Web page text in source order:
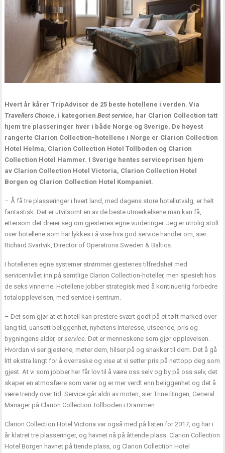
Hvert år kårer TripAdvisor de 25 beste hotellene i verden. Via
Travellers Choice, i kategorienBest service, har Clarion Collection tatt
hjem tre plasseringer hver i både Norge og Sverige. De høyest
rangerte Clarion Collection-hotellene i Norge er Clarion Collection
Hotel Helma, Clarion Collection Hotel Tollboden og Clarion
Collection Hotel Hammer. I Sverige hentes serviceprisen hjem
av Clarion Collection Hotel Victoria, Clarion Collection Hotel
Borgen og Clarion Collection Hotel Kompaniet.
– Å få tre plasseringer i hvert land, med dagens store hotellutvalg, er helt
fantastisk. Det er utvilsomt en av de beste utmerkelsene man kan få,
ettersom det dreier seg om gjestenes egne vurderinger. Jeg er utrolig stolt
over hotellene som har lykkes i å vise hva god service handler om, sier
Richard Svartvik, Director of Operations Sweden & Baltics.
I hotellenes egne systemer strømmer gjestenes tilfredshet med
servicenivået inn på samtlige Clarion Collection-hoteller, men spesielt hos
de seks vinnerne. Hotellene jobber strategisk med å kontinuerlig forbedre
totalopplevelsen, med service i sentrum.
– Det som gjør at et hotell kan prestere svært godt på et tøft marked over
lang tid, uansett beliggenhet, nyhetens interesse, utseende, pris og
bygningens alder, erservice. Det er menneskene som gjør opplevelsen.
Hvordan vi ser gjestene, møter dem, hilser på og snakker til dem. Det å gå
litt ekstra langt for å overraske og vise at vi setter pris på nettopp deg som
gjest. At vi som jobber her får lov til å være oss selv og by på oss selv, det
skaper en atmosfære som varer og er mer verdt enn beliggenhet og det å
være trendy over tid. Service går aldri av moten, sier Trine Bingen, General
Manager på Clarion Collection Tollboden i Drammen.
Clarion Collection Hotel Victoria var også med på listen for 2017, og har i
år klatret tre plasseringer, og havnet nå på åttende plass. Clarion Collection
Hotel Borgen havnet på tiende plass, og Clarion Collection Hotel